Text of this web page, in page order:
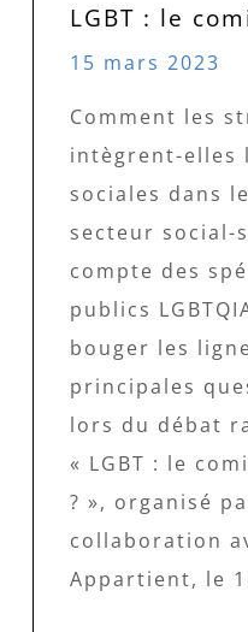
LGBT : le
15 mars 2023
Comment les
intègrent-elles
sociales dans
secteur social-
compte des
publics
bouger les
principales
lors du débat
« LGBT : le
? », organisé
collaboration
Appartient, le